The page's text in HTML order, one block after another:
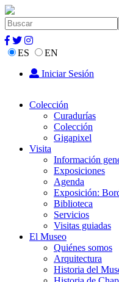
ES
EN
Iniciar Sesión
Colección
Curadurías
Colección
Gigapixel
Visita
Información
Exposiciones
Agenda
Exposición:
Biblioteca
Servicios
Visitas guiadas
El Museo
Quiénes somos
Arquitectura
Historia del